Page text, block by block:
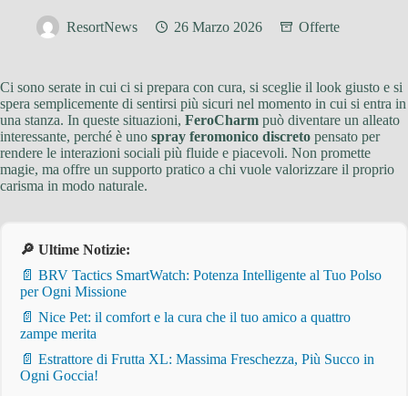
ResortNews 26 Marzo 2026 Offerte
Ci sono serate in cui ci si prepara con cura, si sceglie il look giusto e si
spera semplicemente di sentirsi più sicuri nel momento in cui si entra in
una stanza. In queste situazioni, FeroCharm può diventare un alleato
interessante, perché è uno spray feromonico discreto pensato per
rendere le interazioni sociali più fluide e piacevoli. Non promette
magie, ma offre un supporto pratico a chi vuole valorizzare il proprio
carisma in modo naturale.
🔎 Ultime Notizie:
📄 BRV Tactics SmartWatch: Potenza Intelligente al Tuo Polso
per Ogni Missione
📄 Nice Pet: il comfort e la cura che il tuo amico a quattro
zampe merita
📄 Estrattore di Frutta XL: Massima Freschezza, Più Succo in
Ogni Goccia!